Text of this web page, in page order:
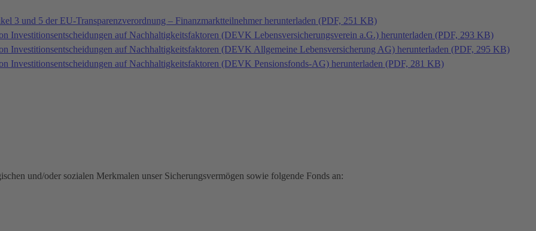
3 und 5 der EU-Transparenzverordnung – Finanzmarktteilnehmer herunterladen (PDF, 251 KB)
Investitionsentscheidungen auf Nachhaltigkeitsfaktoren (DEVK Lebensversicherungsverein a.G.) herunterladen (PDF, 293 KB)
Investitionsentscheidungen auf Nachhaltigkeitsfaktoren (DEVK Allgemeine Lebensversicherung AG) herunterladen (PDF, 295 KB)
Investitionsentscheidungen auf Nachhaltigkeitsfaktoren (DEVK Pensionsfonds-AG) herunterladen (PDF, 281 KB)
und/oder sozialen Merkmalen unser Sicherungsvermögen sowie folgende Fonds an: